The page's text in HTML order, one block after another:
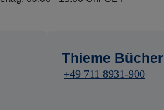
Thieme Bücher
+49 711 8931-900